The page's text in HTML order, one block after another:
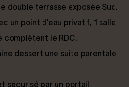
double terrasse exposée Sud.
un point d’eau privatif, 1 salle
complètent le RDC.
dessert une suite parentale
sécurisé par un portail